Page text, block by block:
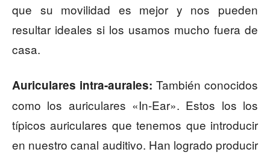
que su movilidad es mejor y nos pueden
resultar ideales si los usamos mucho fuera de
casa.
Auriculares intra-aurales: También conocidos
como los auriculares «In-Ear». Estos los los
típicos auriculares que tenemos que introducir
en nuestro canal auditivo. Han logrado producir